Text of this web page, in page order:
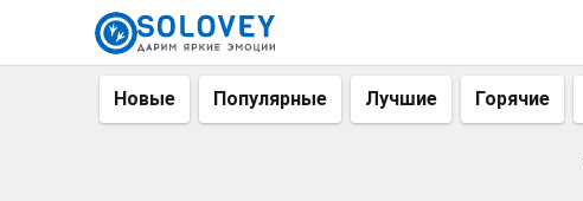
Новые Популярные Лучшие Горячие